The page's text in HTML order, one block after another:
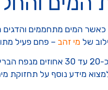
המים מתחממים והדגים
של מי זהב – פחם פעיל
בצעו החלפת מים חלקית
מידע נוסף על תחזוקת